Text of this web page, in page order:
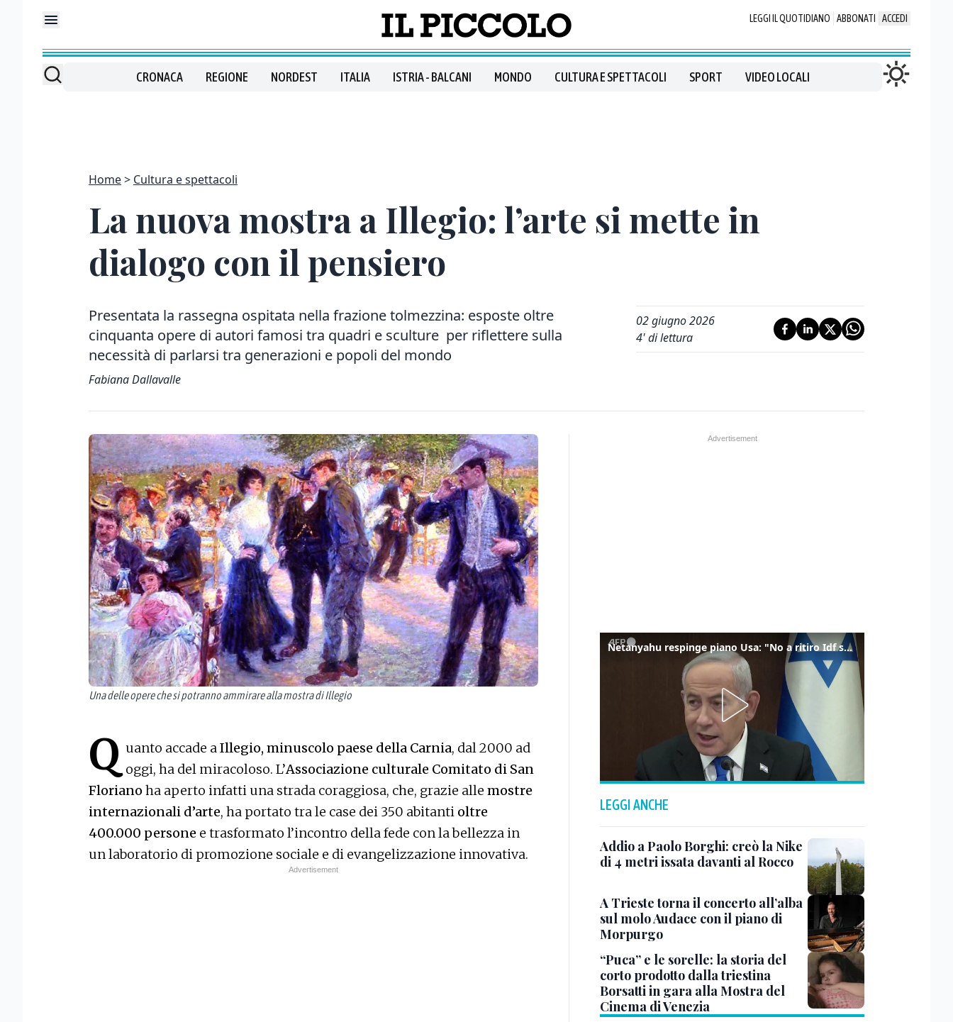
LEGGI IL QUOTIDIANO ABBONATI ACCEDI
CRONACA REGIONE NORDEST ITALIA ISTRIA - BALCANI MONDO CULTURA E SPETTACOLI SPORT VIDEO LOCALI
Home Cultura e spettacoli
La nuova mostra a Illegio: l’arte si mette in
dialogo con il pensiero
Presentata la rassegna ospitata nella frazione tolmezzina: esposte oltre
cinquanta opere di autori famosi tra quadri e sculture per riflettere sulla
necessità di parlarsi tra generazioni e popoli del mondo
Fabiana Dallavalle
02 giugno 2026
4' di lettura
Una delle opere che si potranno ammirare alla mostra di Illegio
Q uanto accade aIllegio, minuscolo paese della Carnia, dal 2000 ad
oggi, ha del miracoloso. L’Associazione culturale Comitato di San
Floriano ha aperto infatti una strada coraggiosa, che, grazie alle mostre
internazionali d’arte, ha portato tra le case dei 350 abitanti oltre
400.000 persone e trasformato l’incontro della fede con la bellezza in
un laboratorio di promozione sociale e di evangelizzazione innovativa.
Netanyahu respinge piano Usa: "No a ritiro Idf senza disarmo Hamas"
LEGGI ANCHE
Addio a Paolo Borghi: creò la Nike
di 4 metri issata davanti al Rocco
A Trieste torna il concerto all’alba
sul molo Audace con il piano di
Morpurgo
“Puca” e le sorelle: la storia del
corto prodotto dalla triestina
Borsatti in gara alla Mostra del
Cinema di Venezia